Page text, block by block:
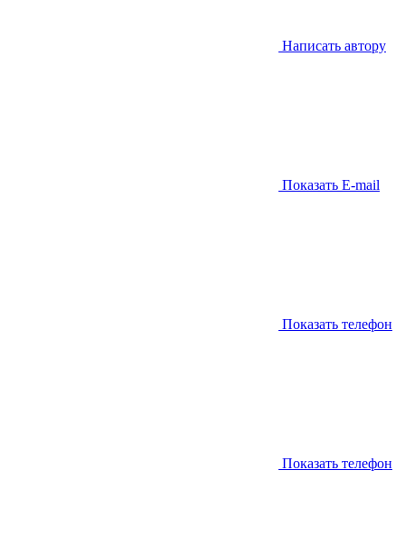
Написать автору
Показать E-mail
Показать телефон
Показать телефон